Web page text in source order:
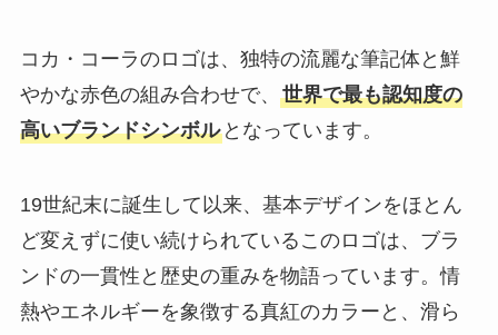
コカ・コーラのロゴは、独特の流麗な筆記体と鮮
やかな赤色の組み合わせで、 世界で最も認知度の
高いブランドシンボルとなっています。
19世紀末に誕生して以来、基本デザインをほとん
ど変えずに使い続けられているこのロゴは、ブラ
ンドの一貫性と歴史の重みを物語っています。情
熱やエネルギーを象徴する真紅のカラーと、滑ら